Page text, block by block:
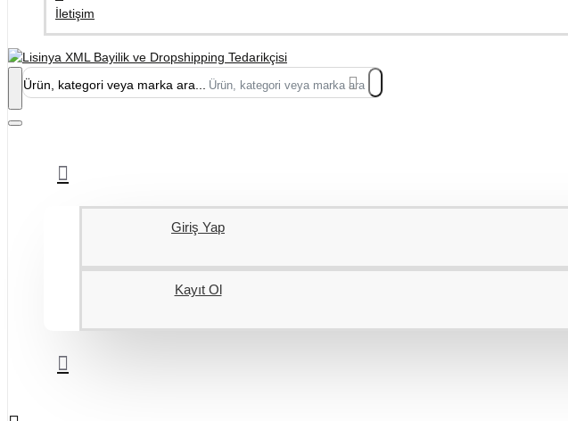
İletişim
Ürün, kategori veya marka ara...
Giriş Yap
Kayıt Ol